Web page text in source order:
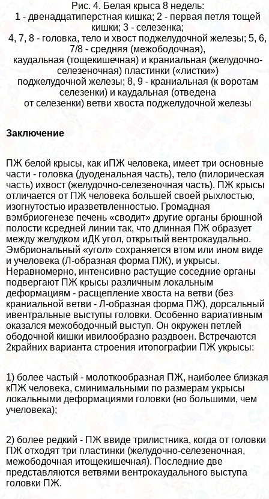
Рис. 4. Белая крыса 8 недель:
1 - двенадцатиперстная кишка; 2 - первая петля тощей
кишки; 3 - селезенка;
4, 7, 8 - головка, тело и хвост поджелудочной железы; 5, 6,
7/8 - средняя (межободочная),
каудальная (тощекишечная) и краниальная (желудочно-
селезеночная) пластинки («листки»)
поджелудочной железы; 8, 9 - краниальная (к воротам
селезенки) и каудальная (отведена
от селезенки) ветви хвоста поджелудочной железы
Заключение
ПЖ белой крысы, как иПЖ человека, имеет три основные
части - головка (дуоденальная часть), тело (пилорическая
часть) ихвост (желудочно-селезеночная часть). ПЖ крысы
отличается от ПЖ человека большей своей рыхлостью,
изогнутостью иразветвленностью. Громадная
вэмбриогенезе печень «сводит» другие органы брюшной
полости ксредней линии так, что длинная ПЖ образует
между желудком иДК угол, открытый вентрокаудально.
Эмбриональный «угол» сохраняется втом или ином виде
и учеловека (Л-образная форма ПЖ), и укрысы.
Неравномерно, интенсивно растущие соседние органы
подвергают ПЖ крысы различным локальным
деформациям - расщепление хвоста на ветви (без
краниальной ветви - Л-образная форма ПЖ), дорсальный
ивентральные выступы головки. Особенно вариативным
оказался межободочный выступ. Он окружен петлей
ободочной кишки ивилообразно раздвоен. Встречаются
2крайних варианта строения итопографии ПЖ укрысы:
1) более частый - молоткообразная ПЖ, наиболее близкая
кПЖ человека, сминимальными по размерам укрысы
локальными деформациями головки (но большими, чем
учеловека);
2) более редкий - ПЖ ввиде трилистника, когда от головки
ПЖ отходят три пластинки (желудочно-селезеночная,
межободочная итощекишечная). Последние две
представляются ветвями вентрокаудального выступа
головки ПЖ.